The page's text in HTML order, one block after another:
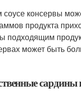
консервы
продукта
подходящим
может быть
сардины